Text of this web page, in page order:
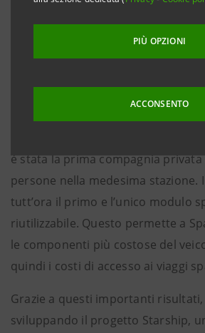
PIÙ OPZIONI
ACCONSENTO
è stata la prima compagnia
persone nella medesima stazione.
tutt’ora il primo e l’unico modulo
riutilizzabile. Questo permette a
le componenti più costose del
quindi i costi di accesso ai viaggi
Grazie a questi importanti risultati,
sviluppando il progetto Starship,